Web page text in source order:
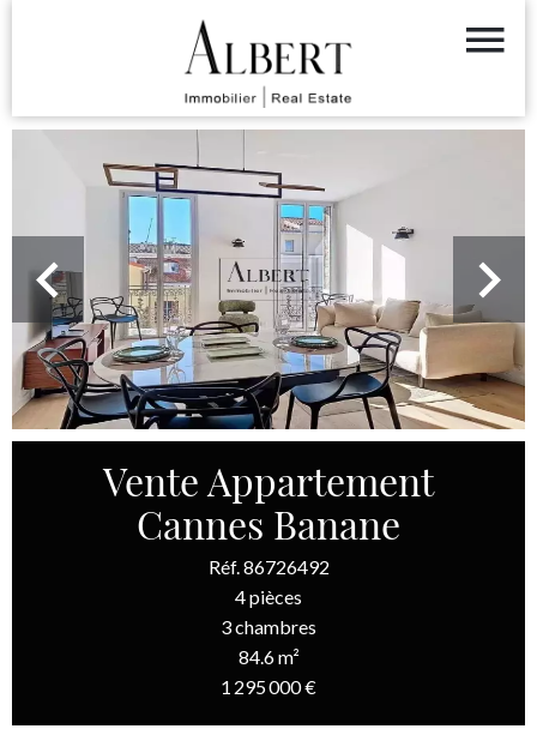
Vente Appartement
Cannes Banane
Réf. 86726492
4 pièces
3 chambres
84.6 m²
1 295 000 €